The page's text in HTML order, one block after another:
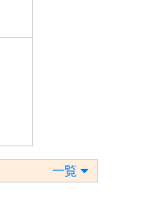
一覧